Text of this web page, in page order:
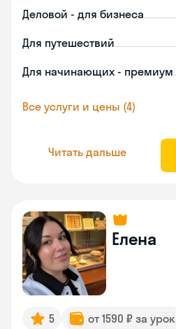
Деловой - для бизнеса
Для путешествий
Для начинающих - премиум
Все услуги и цены (4)
Читать дальше
Елена
5 от 1590 ₽ за урок